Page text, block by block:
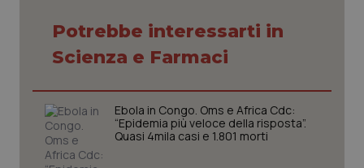
Potrebbe interessarti in
Scienza e Farmaci
Ebola in Congo. Oms e Africa Cdc:
“Epidemia più veloce della risposta”.
Quasi 4mila casi e 1.801 morti
Necessari Statistici Marketing
I cookie necessari contribuiscono a rendere fruibile il
sito web abilitandone funzionalità di base quali la
navigazione sulle pagine e l'accesso alle aree